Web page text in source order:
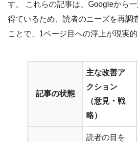
す。 これらの記事は、Googleから
得ているため、読者のニーズを再調
ことで、1ページ目への浮上が現実的
記事の状態
主な改善ア
クション
（意見・戦
略）
読者の目を